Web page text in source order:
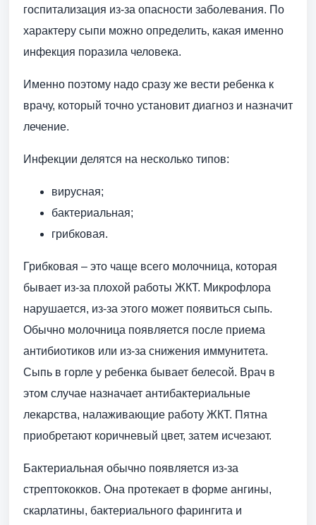
госпитализация из-за опасности заболевания. По
характеру сыпи можно определить, какая именно
инфекция поразила человека.
Именно поэтому надо сразу же вести ребенка к
врачу, который точно установит диагноз и назначит
лечение.
Инфекции делятся на несколько типов:
вирусная;
бактериальная;
грибковая.
Грибковая – это чаще всего молочница, которая
бывает из-за плохой работы ЖКТ. Микрофлора
нарушается, из-за этого может появиться сыпь.
Обычно молочница появляется после приема
антибиотиков или из-за снижения иммунитета.
Сыпь в горле у ребенка бывает белесой. Врач в
этом случае назначает антибактериальные
лекарства, налаживающие работу ЖКТ. Пятна
приобретают коричневый цвет, затем исчезают.
Бактериальная обычно появляется из-за
стрептококков. Она протекает в форме ангины,
скарлатины, бактериального фарингита и